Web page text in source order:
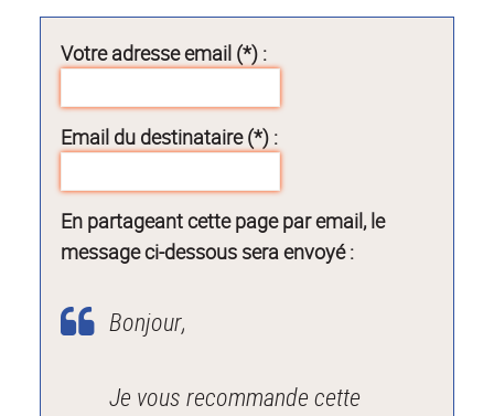
Votre adresse email (*) :
Email du destinataire (*) :
En partageant cette page par email, le
message ci-dessous sera envoyé :
Bonjour,
Je vous recommande cette